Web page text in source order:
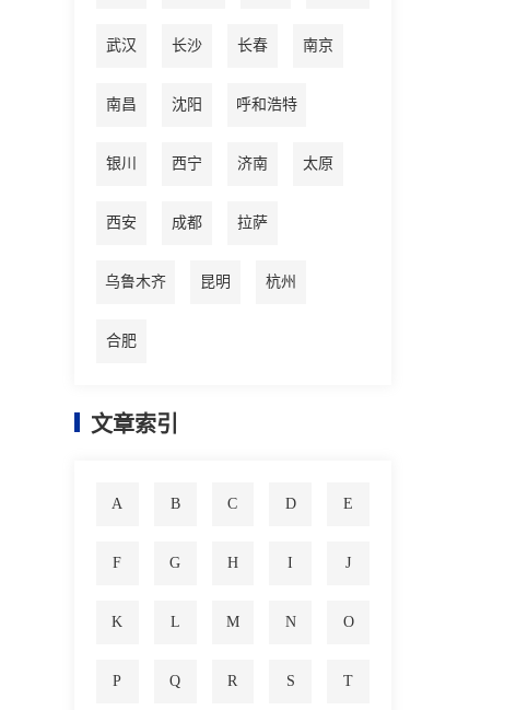
武汉 长沙 长春 南京
南昌 沈阳 呼和浩特
银川 西宁 济南 太原
西安 成都 拉萨
乌鲁木齐 昆明 杭州
合肥
文章索引
A B C D E
F G H I J
K L M N O
P Q R S T